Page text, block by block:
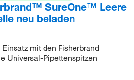
SureOne™ Leere
neu beladen
Einsatz mit den Fisherbrand
Universal-Pipettenspitzen